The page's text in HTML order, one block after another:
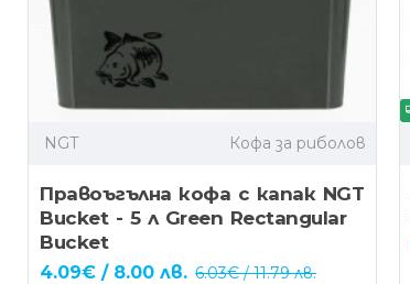
NGT Кофа за риболов
Правоъгълна кофа с капак NGT
Bucket - 5 л Green Rectangular
Bucket
4.09€ / 8.00 лв. 6.03€ / 11.79 лв.